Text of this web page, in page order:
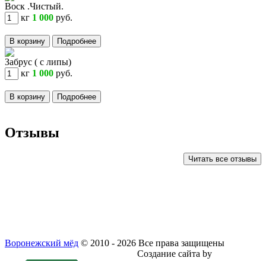
Воск .Чистый.
кг 1 000 руб.
В корзину Подробнее
Забрус ( с липы)
кг 1 000 руб.
В корзину Подробнее
Отзывы
Читать все отзывы
Воронежский мёд © 2010 - 2026 Все права защищены
Создание сайта by